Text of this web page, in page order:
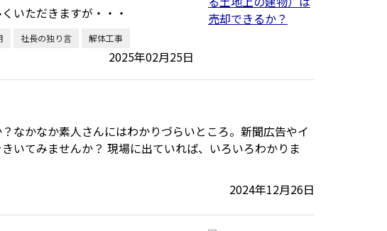
いただきますが・・・
社長の独り言 解体工事
2025年02月25日
なかなか素人さんにはわかりづらいところ。新聞広告やイ
いてみませんか？ 現場に出ていれば、いろいろわかりま
2024年12月26日